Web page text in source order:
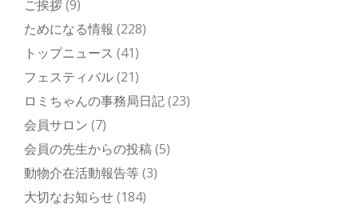
ご挨拶(9)
ためになる情報 (228)
トップニュース (41)
フェスティバル(21)
ロミちゃんの事務局日記(23)
会員サロン (7)
会員の先生からの投稿(5)
動物介在活動報告等(3)
大切なお知らせ(184)